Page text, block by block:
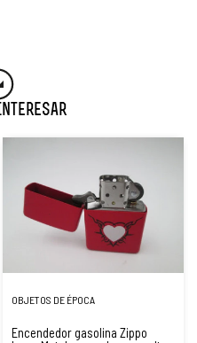
OBJETOS DE ÉPOCA
Encendedor gasolina Zippo